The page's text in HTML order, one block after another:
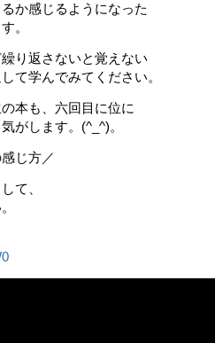
か感じるようになった
。
り返さないと覚えない
て学んでみてください。
本も、六回目に位に
がします。(^_^)。
じ方／
て、